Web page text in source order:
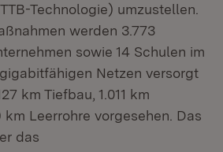
Technologie) umzustellen.
werden 3.773
sowie 14 Schulen im
Netzen versorgt
km Tiefbau, 1.011 km
km Leerrohre vorgesehen. Das
das